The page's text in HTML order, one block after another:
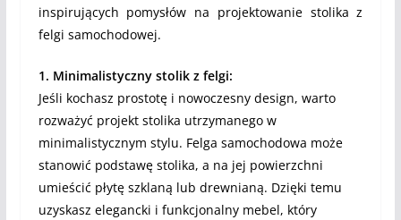
inspirujących pomysłów na projektowanie stolika z
felgi samochodowej.
1. Minimalistyczny stolik z felgi:
Jeśli kochasz prostotę i nowoczesny design, warto
rozważyć projekt stolika utrzymanego w
minimalistycznym stylu. Felga samochodowa może
stanowić podstawę stolika, a na jej powierzchni
umieścić płytę szklaną lub drewnianą. Dzięki temu
uzyskasz elegancki i funkcjonalny mebel, który